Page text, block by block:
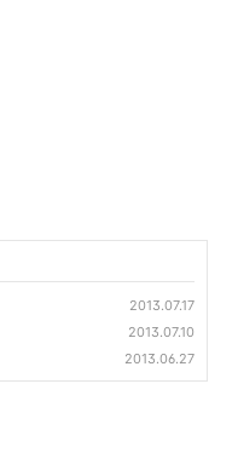
2013.07.17
2013.07.10
2013.06.27